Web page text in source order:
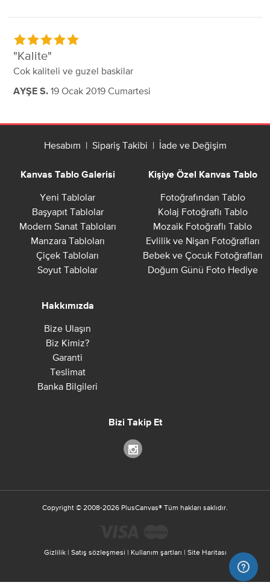
Kalite
Cok kaliteli ve guzel baskilar
AYŞE S. 19 Ocak 2019 Cumartesi
Hesabım | Sipariş Takibi | İade ve Değişim
Kanvas Tablo Galerisi
Yeni Tablolar
Başyapıt Tablolar
Modern Sanat Tabloları
Manzara Tabloları
Çiçek Tabloları
Soyut Tablolar
Kişiye Özel Kanvas Tablo
Fotoğrafından Tablo
Kolaj Fotoğraflı Tablo
Mozaik Fotoğraflı Tablo
Evlilik ve Nişan Fotoğrafları
Bebek ve Çocuk Fotoğrafları
Doğum Günü Foto Hediye
Hakkımızda
Bize Ulaşın
Biz Kimiz?
Garanti
Teslimat
Banka Bilgileri
Bizi Takip Et
Copyright © 2008-2026 PlusCanvas® Tüm hakları saklıdır.
Gizlilik| Satış sözleşmesi | Kullanım şartları | Site Haritası